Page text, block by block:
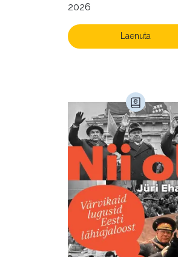
2026
Laenuta